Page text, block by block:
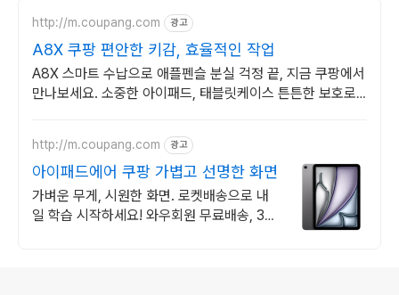
http://m.coupang.com 광고
A8X 쿠팡 편안한 키감, 효율적인 작업
A8X 스마트 수납으로 애플펜슬 분실 걱정 끝, 지금 쿠팡에서
만나보세요. 소중한 아이패드, 태블릿케이스 튼튼한 보호로
http://m.coupang.com 광고
아이패드에어 쿠팡 가볍고 선명한 화면
가벼운 무게, 시원한 화면. 로켓배송으로 내
일 학습 시작하세요! 와우회원 무료배송, 30